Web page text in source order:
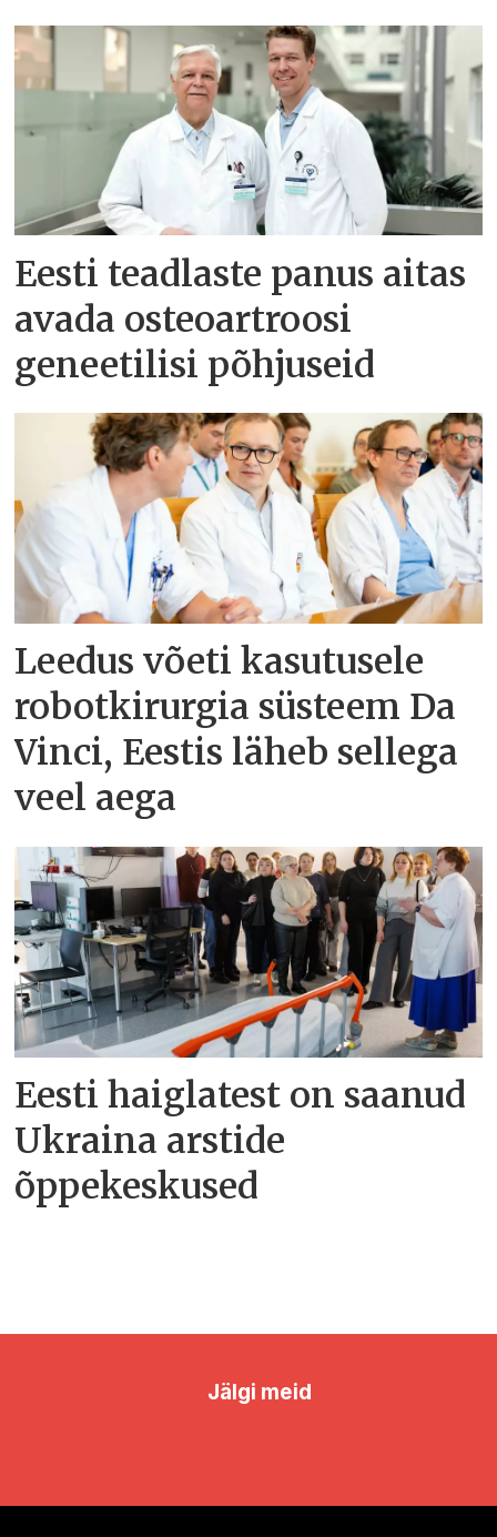
Eesti teadlaste panus aitas
avada osteoartroosi
geneetilisi põhjuseid
Leedus võeti kasutusele
robotkirurgia süsteem Da
Vinci, Eestis läheb sellega
veel aega
Eesti haiglatest on saanud
Ukraina arstide
õppekeskused
Jälgi meid